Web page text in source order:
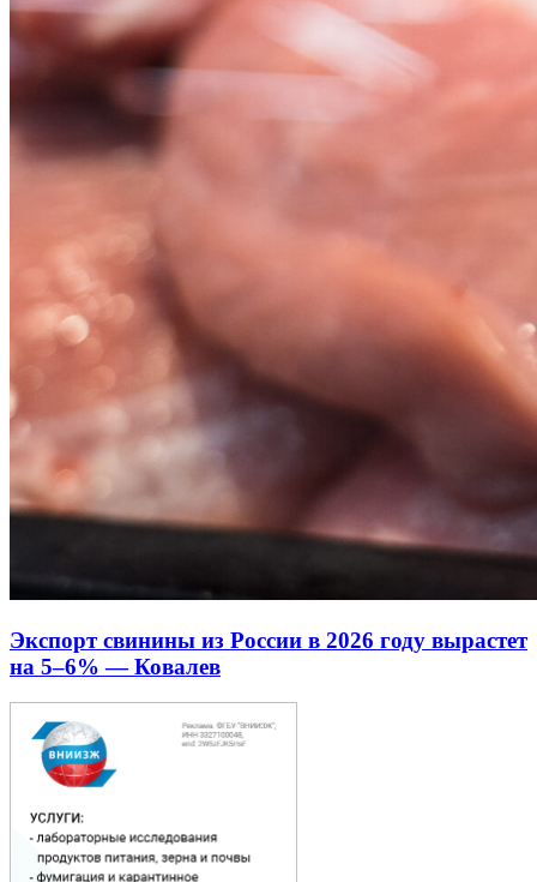
Экспорт свинины из России в 2026 году вырастет
на 5–6% — Ковалев